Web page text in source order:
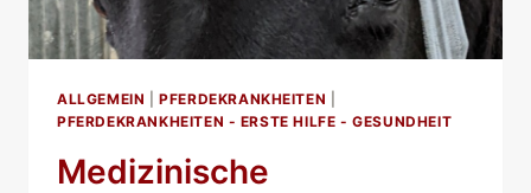
ALLGEMEIN |PFERDEKRANKHEITEN
PFERDEKRANKHEITEN - ERSTE HILFE - GESUNDHEIT
Medizinische